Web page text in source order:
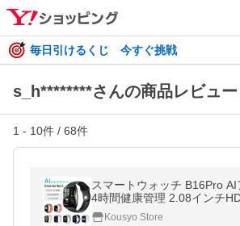
毎日引けるくじ 今すぐ挑戦
s_h********さんの商品レビュー
1 - 10件 / 68件
スマートウォッチ B16Pro
4時間健康管理 2.08インチ
ンサー搭載 通話機能付き 皮
Kousyo Store